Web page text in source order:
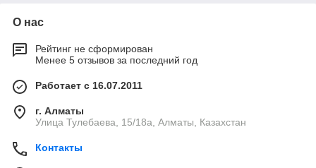
О нас
Рейтинг не сформирован
Менее 5 отзывов за последний год
Работает с 16.07.2011
г. Алматы
Улица Тулебаева, 15/18а, Алматы, Казахстан
Контакты